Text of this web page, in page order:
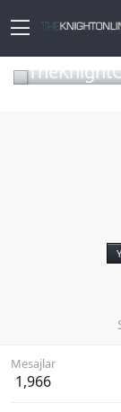
Mesajlar
1,966